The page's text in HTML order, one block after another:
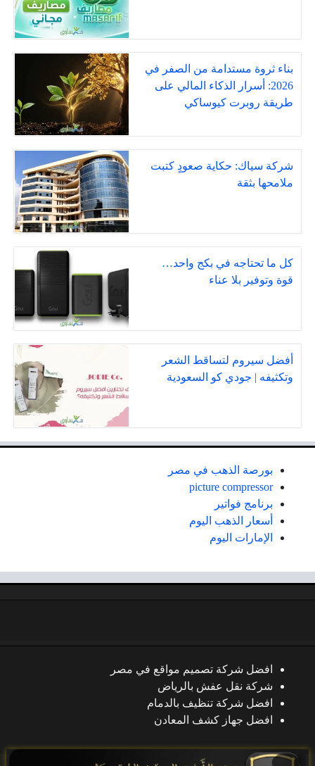
بناء ثروة مستدامة من الصفر في
2026: أسرار الذكاء المالي على
طريقة روبرت كيوساكي
شركة سياك: حكاية صعودٍ كتبت
ملامحها بثقة
كل ما تحتاجه في بكج واحد…
قوة وتوفير بلا عناء
أفضل سيروم لتساقط الشعر
وتكثيفه | جودي كو السعودية
بورصة الذهب في مصر
picture compressor
برنامج فواتير
أسعار الذهب اليوم
الإمارات اليوم
افضل شركة تصميم مواقع في مصر
شركة نقل عفش بالرياض
افضل شركة تنظيف بالدمام
افضل جهاز كشف المعادن